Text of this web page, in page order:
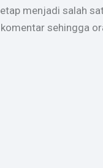
menjadi salah
sehingga